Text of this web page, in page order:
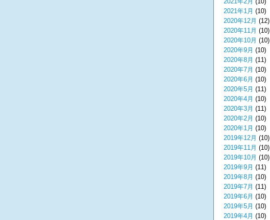
2021年1月 (10)
2020年12月 (12)
2020年11月 (10)
2020年10月 (10)
2020年9月 (10)
2020年8月 (11)
2020年7月 (10)
2020年6月 (10)
2020年5月 (11)
2020年4月 (10)
2020年3月 (11)
2020年2月 (10)
2020年1月 (10)
2019年12月 (10)
2019年11月 (10)
2019年10月 (10)
2019年9月 (11)
2019年8月 (10)
2019年7月 (11)
2019年6月 (10)
2019年5月 (10)
2019年4月 (10)